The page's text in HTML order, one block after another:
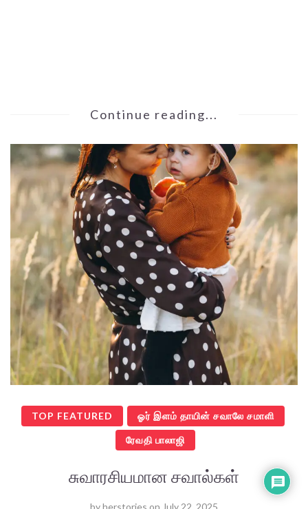
Continue reading...
TOP FEATURED ஓர் இளம் தாயின் சவாலே சமாளி
ரேவதி பாலாஜி
சுவாரசியமான சவால்கள்
byherstories on July 22, 2025